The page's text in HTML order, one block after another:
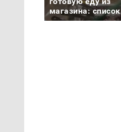
магазина: список